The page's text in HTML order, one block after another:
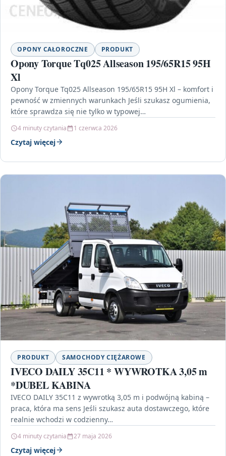
OPONY CAŁOROCZNE PRODUKT
Opony Torque Tq025 Allseason 195/65R15 95H
Xl
Opony Torque Tq025 Allseason 195/65R15 95H Xl – komfort i
pewność w zmiennych warunkach Jeśli szukasz ogumienia,
które sprawdza się nie tylko w typowej…
4 minuty czytania 1 czerwca 2026
Czytaj więcej
PRODUKT SAMOCHODY CIĘŻAROWE
IVECO DAILY 35C11 * WYWROTKA 3,05 m
*DUBEL KABINA
IVECO DAILY 35C11 z wywrotką 3,05 m i podwójną kabiną –
praca, która ma sens Jeśli szukasz auta dostawczego, które
realnie wchodzi w codzienny…
4 minuty czytania 27 maja 2026
Czytaj więcej